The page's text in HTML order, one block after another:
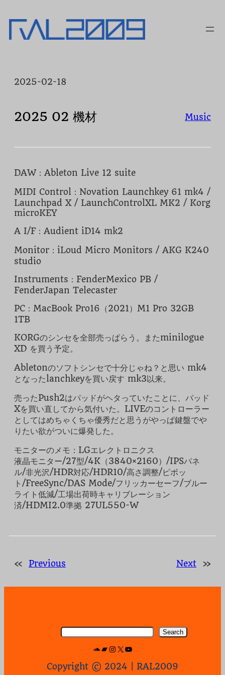
容
ス
2025-02-18
2025 02 機材 Music
DAW：Ableton Live 12 suite
MIDI Control：Novation Launchkey 61 mk4 /
Launchpad X / LaunchControlXL MK2 / Korg
microKEY
A I/F：Audient iD14 mk2
Monitor：iLoud Micro Monitors / AKG K240
studio
Instruments：FenderMexico PB /
FenderJapan Telecaster
PC：MacBook Pro16（2021）M1 Pro 32GB
1TB
KORGのシンセを全部売っぱらう。またminilogue
XD を買う予定。
Abletonのソフトシンセで十分じゃね？と思い mk4
となったlanchkeyを買い戻す mk3以来。
売ったPush2はパッドがヘタっていたことに、パッド
Xを買い直してから気付いた。LIVEのコントローラー
としてはめちゃくちゃ優秀だと思うがやっぱ鍵盤でや
りたい欲がついに爆発した。
モニターのメモ：LGエレクトロニクス
液晶モニター/27型/4K（3840×2160）/IPSパネ
ル/非光沢/HDR対応/HDR10/高さ調整/ピボッ
ト/FreeSync/DAS Mode/フリッカーセーフ/ブルー
ライト低減/工場出荷時キャリブレーション
済/HDMI2.0準拠 27UL550-W
« Previous Next »
Search
SoundCloud
Bandcamp
Instagram
X YouTube
Copyright © 2024 | RAL2009